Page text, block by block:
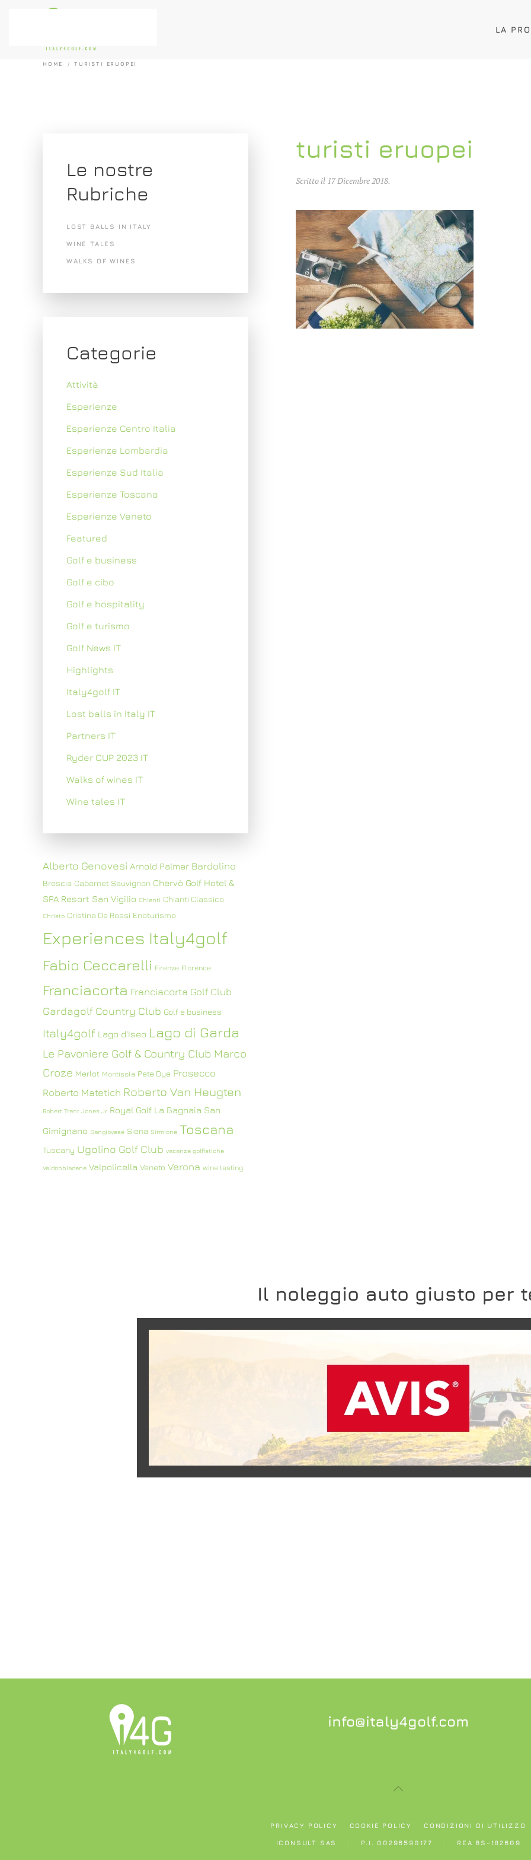
LA
HOME TURISTI ERUOPEI
turisti eruopei
Scritto il 17 Dicembre 2018.
Le nostre
Rubriche
LOST BALLS IN ITALY
WINE TALES
WALKS OF WINES
Categorie
Attività
Esperienze
Esperienze Centro Italia
Esperienze Lombardia
Esperienze Sud Italia
Esperienze Toscana
Esperienze Veneto
Featured
Golf e business
Golf e cibo
Golf e hospitality
Golf e turismo
Golf News IT
Highlights
Italy4golf IT
Lost balls in Italy IT
Partners IT
Ryder CUP 2023 IT
Walks of wines IT
Wine tales IT
Alberto Genovesi Arnold Palmer Bardolino
Brescia Cabernet Sauvignon Chervò Golf Hotel &
SPA Resort San Vigilio Chianti Chianti Classico
Christo Cristina De Rossi Enoturismo
Experiences Italy4golf
Fabio Ceccarelli Firenze Florence
Franciacorta Franciacorta Golf Club
Gardagolf Country Club Golf e business
Italy4golf Lago d'Iseo Lago di Garda
Le Pavoniere Golf & Country Club Marco
Croze Merlot Montisola Pete Dye Prosecco
Roberto Matetich Roberto Van Heugten
Robert Trent Jones Jr Royal Golf La Bagnaia San
Gimignano Sangiovese Siena Sirmione Toscana
Tuscany Ugolino Golf Club vacanze golfistiche
Valdobbiadene Valpolicella Veneto Verona wine tasting
Il noleggio auto giusto per
SCOPRI L'OFFERTA
info@italy4golf.com
PRIVACY POLICY COOKIE POLICY CONDIZIONI DI UTILIZZO
ICONSULT SAS P.I. 00296590177 REA BS-182609